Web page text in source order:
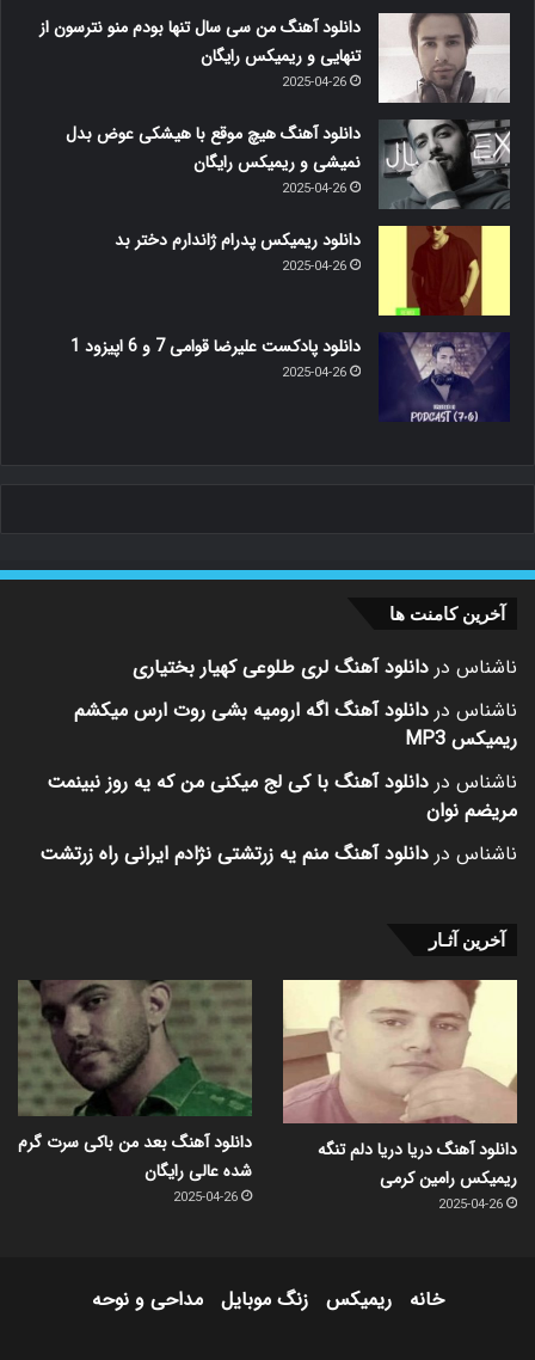
دانلود آهنگ من سی سال تنها بودم منو نترسون از
تنهایی و ریمیکس رایگان
2025-04-26
دانلود آهنگ هیچ موقع با هیشکی عوض بدل
نمیشی و ریمیکس رایگان
2025-04-26
دانلود ریمیکس پدرام ژاندارم دختر بد
2025-04-26
دانلود پادکست علیرضا قوامی 7 و 6 اپیزود 1
2025-04-26
آخرین کامنت ها
ناشناس در دانلود آهنگ لری طلوعی کهیار بختیاری
ناشناس در دانلود آهنگ اگه ارومیه بشی روت ارس میکشم
ریمیکس MP3
ناشناس در دانلود آهنگ با کی لج میکنی من که یه روز نبینمت
مریضم نوان
ناشناس در دانلود آهنگ منم یه زرتشتی نژادم ایرانی راه زرتشت
آخرین آثـار
دانلود آهنگ دریا دریا دلم تنگه
ریمیکس رامین کرمی
2025-04-26
دانلود آهنگ بعد من باکی سرت گرم
شده عالی رایگان
2025-04-26
خانه ریمیکس زنگ موبایل مداحی و نوحه